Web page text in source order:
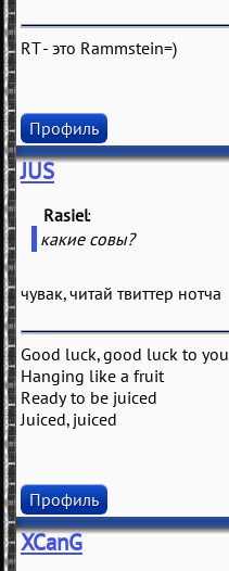
RT - это Rammstein=)
Профиль
JUS
Rasiel
какие совы?
чувак, читай твиттер нотча
Good luck, good luck to you
Hanging like a fruit
Ready to be juiced
Juiced, juiced
Профиль
XCanG